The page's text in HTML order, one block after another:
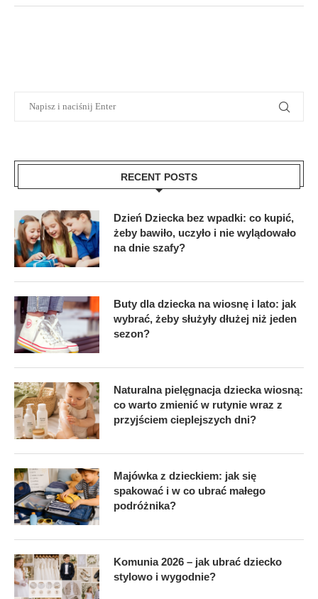
RECENT POSTS
Dzień Dziecka bez wpadki: co kupić,
żeby bawiło, uczyło i nie wylądowało
na dnie szafy?
Buty dla dziecka na wiosnę i lato: jak
wybrać, żeby służyły dłużej niż jeden
sezon?
Naturalna pielęgnacja dziecka wiosną:
co warto zmienić w rutynie wraz z
przyjściem cieplejszych dni?
Majówka z dzieckiem: jak się
spakować i w co ubrać małego
podróżnika?
Komunia 2026 – jak ubrać dziecko
stylowo i wygodnie?